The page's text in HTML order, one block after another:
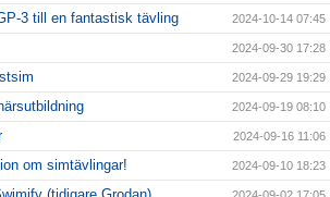
3 till en fantastisk tävling 2024-10-14 07:45
2024-09-30 17:28
2024-09-29 19:29
2024-09-19 08:10
2024-09-16 11:06
om simtävlingar! 2024-09-10 18:23